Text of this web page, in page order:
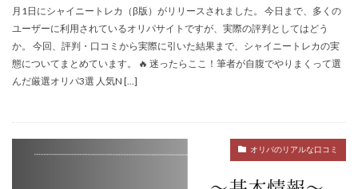
月1日にシャイニートレカ（β版）がリリースされました。 今日まで、多くの
ユーザーに利用されているオリパサイトですが、実際の評判としてはどう
か。 今回、評判・口コミから実際に引いた結果まで、シャイニートレカの実
態についてまとめています。 🔥 迷ったらここ！筆者が自腹でやりまくって選
んだ厳選オリパ3選 人気N […]
オリパのリアルな口コミ